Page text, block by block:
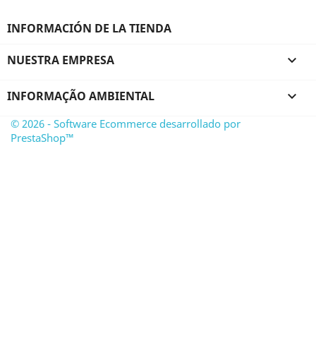
INFORMACIÓN DE LA TIENDA
NUESTRA EMPRESA 
INFORMAÇÃO AMBIENTAL 
© 2026 - Software Ecommerce desarrollado por
PrestaShop™